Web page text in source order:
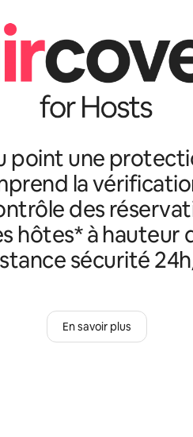
point une
la
des
hôtes* à hauteur
sécurité
En savoir plus